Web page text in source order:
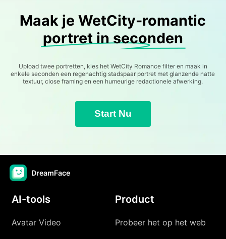
Maak je WetCity-romantic
portret in seconden
Upload twee portretten, kies het WetCity Romance filter en maak in
enkele seconden een regenachtig stadspaar portret met glanzende natte
textuur, close framing en een humeurige redactionele afwerking.
Start Nu
DreamFace
AI-tools
Avatar Video
Product
Probeer het op het web